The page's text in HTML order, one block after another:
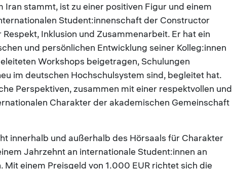
Iran stammt, ist zu einer positiven Figur und einem
Student:innenschaft der Constructor
Inklusion und Zusammenarbeit. Er hat ein
und persönlichen Entwicklung seiner Kolleg:innen
Workshops beigetragen, Schulungen
im deutschen Hochschulsystem sind, begleitet hat.
Perspektiven, zusammen mit einer respektvollen und
Charakter der akademischen Gemeinschaft
innerhalb und außerhalb des Hörsaals für Charakter
Jahrzehnt an internationale Student:innen an
einem Preisgeld von 1.000 EUR richtet sich die